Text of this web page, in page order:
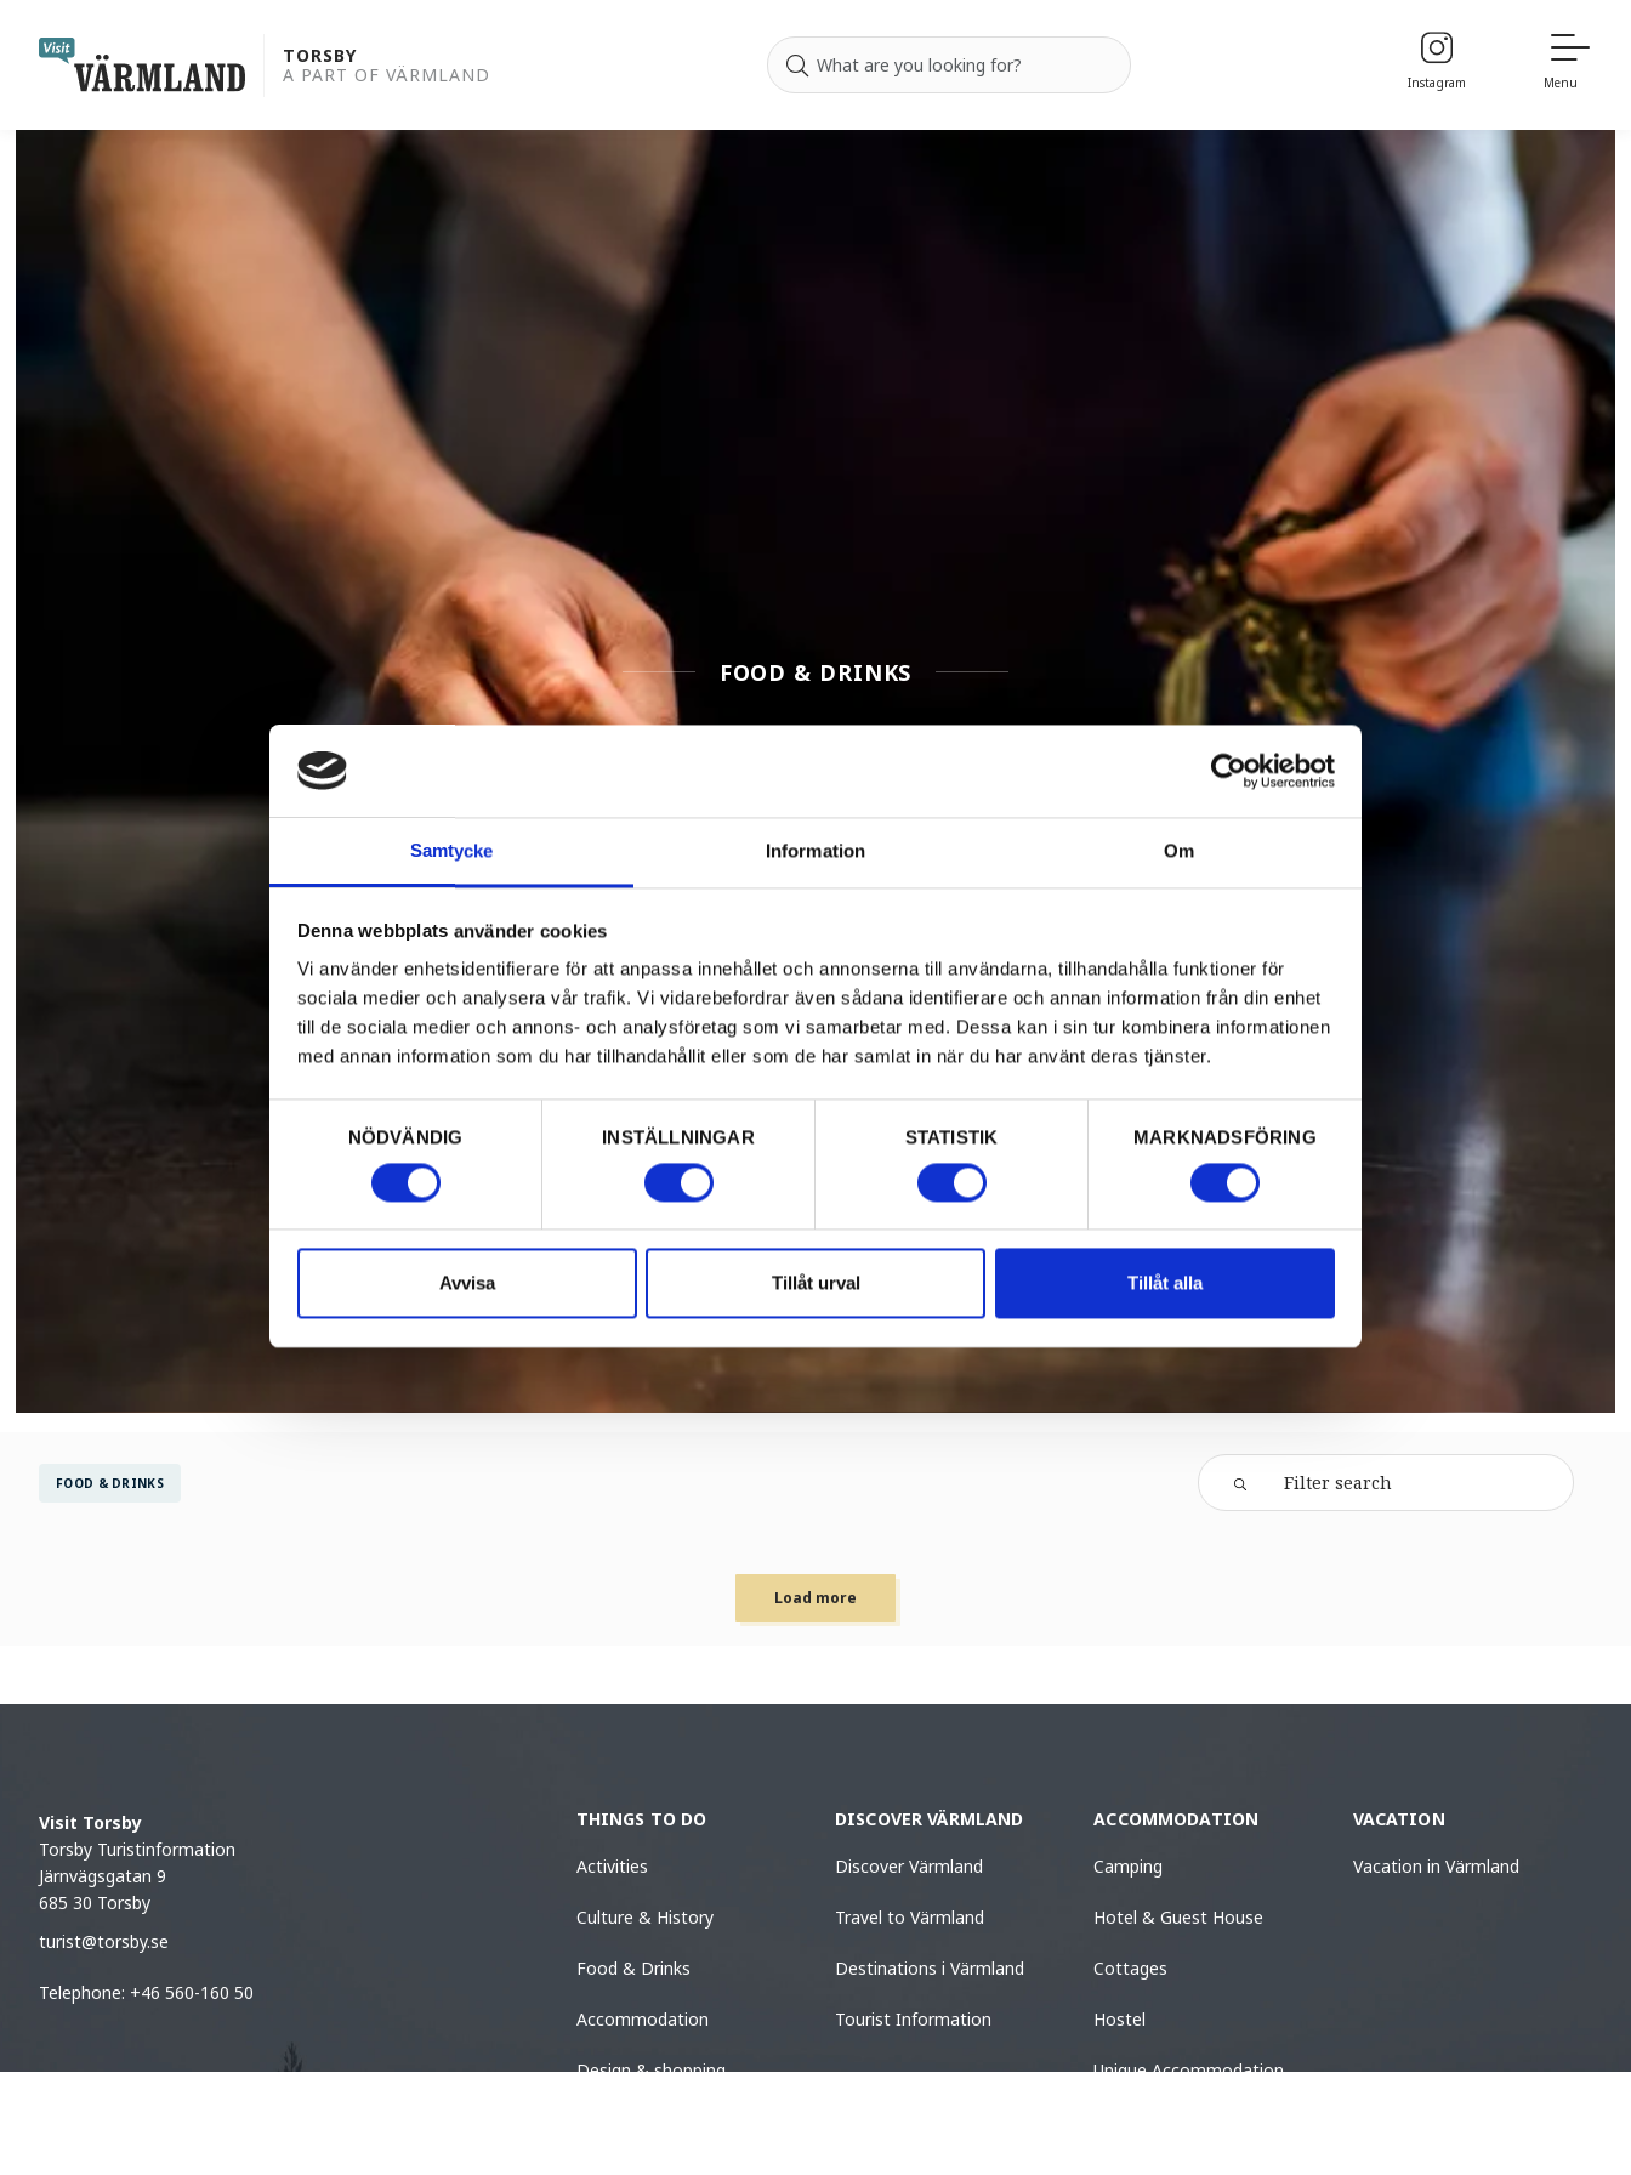
Samtycke Information Om
Denna webbplats använder cookies
Vi använder enhetsidentifierare för att anpassa innehållet och annonserna till användarna, tillhandahålla funktioner för
sociala medier och analysera vår trafik. Vi vidarebefordrar även sådana identifierare och annan information från din enhet
till de sociala medier och annons- och analysföretag som vi samarbetar med. Dessa kan i sin tur kombinera informationen
med annan information som du har tillhandahållit eller som de har samlat in när du har använt deras tjänster.
NÖDVÄNDIG
INSTÄLLNINGAR STATISTIK MARKNADSFÖRING
Avvisa Tillåt urval Tillåt alla
content
TORSBY
A PART OF VÄRMLAND
Instagram Menu
FOOD & DRINKS
FOOD & DRINKS
Load more
Visit Torsby
Torsby Turistinformation
Järnvägsgatan 9
685 30 Torsby
turist@torsby.se
Telephone: +46 560-160 50
THINGS TO DO
Activities
Culture & History
Food & Drinks
Accommodation
Design & shopping
DISCOVER VÄRMLAND
Discover Värmland
Travel to Värmland
Destinations i Värmland
Tourist Information
ACCOMMODATION
Camping
Hotel & Guest House
Cottages
Hostel
Unique Accommodation
VACATION
Vacation in Värmland